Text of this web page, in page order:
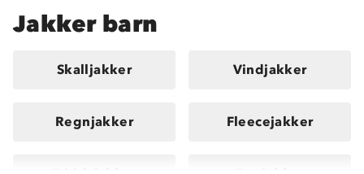
Jakker barn
Skalljakker Vindjakker
Regnjakker Fleecejakker